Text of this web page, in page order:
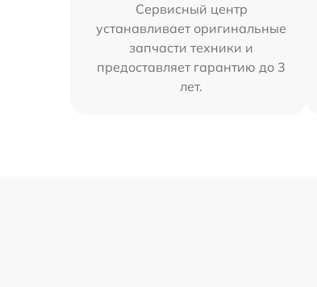
Сервисный центр
устанавливает оригинальные
запчасти техники и
предоставляет гарантию до 3
лет.